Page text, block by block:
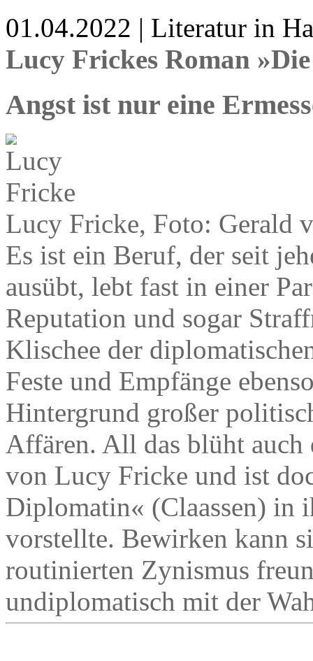
01.04.2022 | Literatur in
Lucy Frickes Roman
Angst ist nur eine
Lucy Fricke, Foto: Gerald
Es ist ein Beruf, der seit
ausübt, lebt fast in einer
Reputation und sogar
Klischee der
Feste und Empfänge
Hintergrund großer
Affären. All das blüht auch
von Lucy Fricke und ist
Diplomatin« (Claassen) in
vorstellte. Bewirken kann
routinierten Zynismus
undiplomatisch mit der